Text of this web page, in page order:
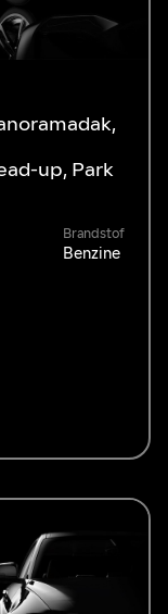
up, Park
Brandstof
Benzine